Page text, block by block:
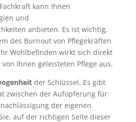
kann Ihnen
und
anbieten. Es ist wichtig,
des Burnout von Pflegekräften
Wohlbefinden wirkt sich direkt
Ihnen geleisteten Pflege aus.
der Schlüssel. Es gibt
zwischen der Aufopferung für
der eigenen
auf der richtigen Seite dieser